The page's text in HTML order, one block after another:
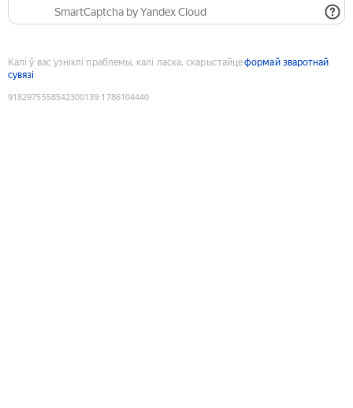
SmartCaptcha by Yandex Cloud
Калі ў вас узніклі праблемы, калі ласка, скарыстайцеформай зваротнай
сувязі
9182975558542300139:1786104440